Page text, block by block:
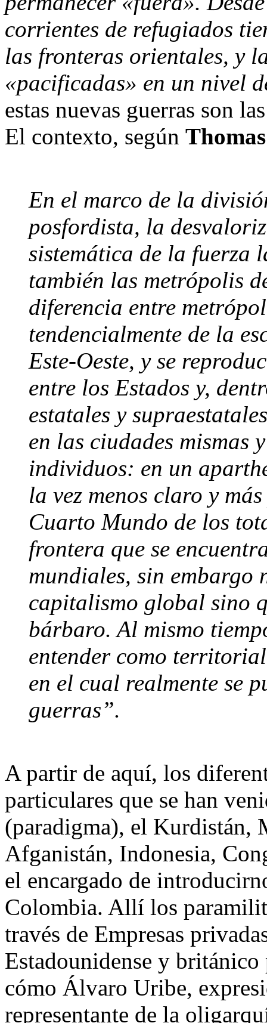
corrientes de refugiados
las fronteras orientales, y
«pacificadas» en un nivel
estas nuevas guerras son
El contexto, según
En el marco de la
posfordista, la
sistemática de la fuerza
también las metrópolis
diferencia entre
tendencialmente de la
Este-Oeste, y se
entre los Estados y,
estatales y
en las ciudades mismas
individuos: en un
la vez menos claro y
Cuarto Mundo de los
frontera que se
mundiales, sin embargo
capitalismo global sino
bárbaro. Al mismo
entender como
en el cual realmente se
guerras”.
A partir de aquí, los
particulares que se han
(paradigma), el Kurdistán,
Afganistán, Indonesia,
el encargado de
Colombia. Allí los
través de Empresas
Estadounidense y
cómo Álvaro Uribe,
representante de la